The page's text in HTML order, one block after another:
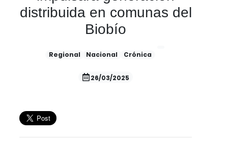
distribuida en comunas del
Biobío
Regional Nacional Crónica
26/03/2025